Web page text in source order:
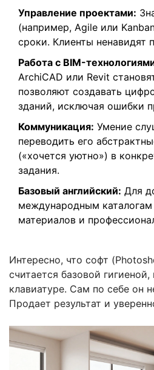
Управление проектами:
(например, Agile или
сроки. Клиенты ненавидят
Работа с BIM-
ArchiCAD или Revit
позволяют создавать
зданий, исключая ошибки
Коммуникация: Умение
переводить его
(«хочется уютно») в
задания.
Базовый английский: Для
международным
материалов и
Интересно, что софт
считается базовой
клавиатуре. Сам по себе он
Продает результат и